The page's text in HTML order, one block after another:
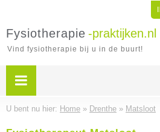
Fysiotherapie -praktijken.nl
Vind fysiotherapie bij u in de buurt!
U bent nu hier: Home » Drenthe » Matsloot